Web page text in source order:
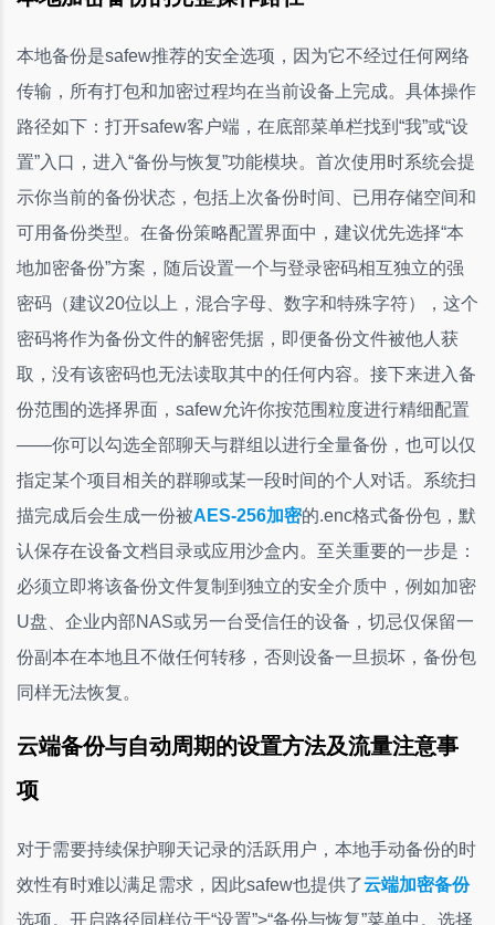
本地备份是safew推荐的安全选项，因为它不经过任何网络
传输，所有打包和加密过程均在当前设备上完成。具体操作
路径如下：打开safew客户端，在底部菜单栏找到“我”或“设
置”入口，进入“备份与恢复”功能模块。首次使用时系统会提
示你当前的备份状态，包括上次备份时间、已用存储空间和
可用备份类型。在备份策略配置界面中，建议优先选择“本
地加密备份”方案，随后设置一个与登录密码相互独立的强
密码（建议20位以上，混合字母、数字和特殊字符），这个
密码将作为备份文件的解密凭据，即便备份文件被他人获
取，没有该密码也无法读取其中的任何内容。接下来进入备
份范围的选择界面，safew允许你按范围粒度进行精细配置
——你可以勾选全部聊天与群组以进行全量备份，也可以仅
指定某个项目相关的群聊或某一段时间的个人对话。系统扫
描完成后会生成一份被AES-256加密的.enc格式备份包，默
认保存在设备文档目录或应用沙盒内。至关重要的一步是：
必须立即将该备份文件复制到独立的安全介质中，例如加密
U盘、企业内部NAS或另一台受信任的设备，切忌仅保留一
份副本在本地且不做任何转移，否则设备一旦损坏，备份包
同样无法恢复。
云端备份与自动周期的设置方法及流量注意事
项
对于需要持续保护聊天记录的活跃用户，本地手动备份的时
效性有时难以满足需求，因此safew也提供了云端加密备份
选项。开启路径同样位于“设置”>“备份与恢复”菜单中。选择